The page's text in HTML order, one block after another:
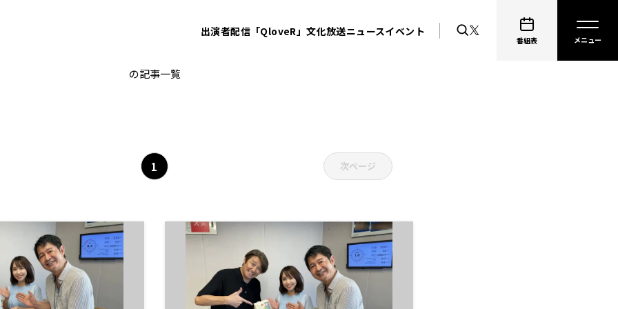
出演者配信「QloveR」文化放送ニュースイベント
番組表
の記事一覧
1 次ページ